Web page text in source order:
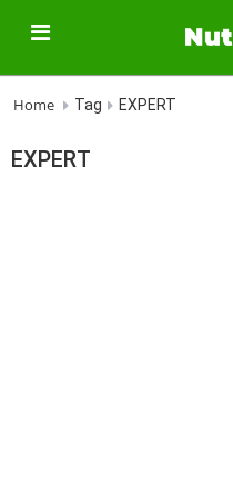
Home Tag EXPERT
EXPERT